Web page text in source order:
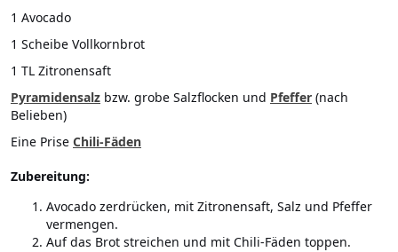
1 Avocado
1 Scheibe Vollkornbrot
1 TL Zitronensaft
Pyramidensalz bzw. grobe Salzflocken und Pfeffer (nach
Belieben)
Eine Prise Chili-Fäden
Zubereitung:
Avocado zerdrücken, mit Zitronensaft, Salz und Pfeffer
vermengen.
Auf das Brot streichen und mit Chili-Fäden toppen.